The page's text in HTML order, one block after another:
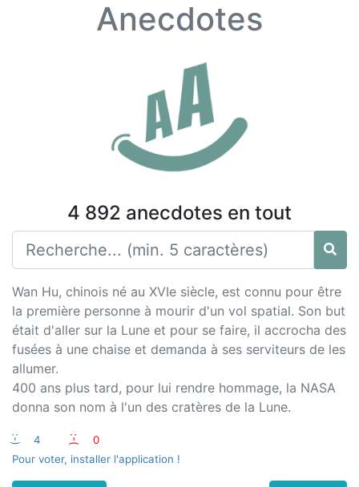
Anecdotes
4 892 anecdotes en tout
Wan Hu, chinois né au XVIe siècle, est connu pour être
la première personne à mourir d'un vol spatial. Son but
était d'aller sur la Lune et pour se faire, il accrocha des
fusées à une chaise et demanda à ses serviteurs de les
allumer.
400 ans plus tard, pour lui rendre hommage, la NASA
donna son nom à l'un des cratères de la Lune.
:-) 4 :-(
0
Pour voter, installer l'application !